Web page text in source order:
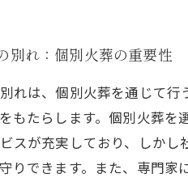
愛するペット
別れ：個別火葬の重要性
れは、個別火葬を通じて
もたらします。個別火葬
スが充実しており、しか
りできます。また、専門